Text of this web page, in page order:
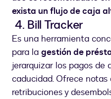
exista un flujo de caja
4. Bill Tracker
Es una herramienta
para la gestión de
jerarquizar los pagos de
caducidad. Ofrece notas
retribuciones y